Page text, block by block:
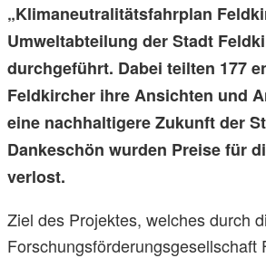
„Klimaneutralitätsfahrplan
Umweltabteilung der Stadt
durchgeführt. Dabei teilten 177
Feldkircher ihre Ansichten und
eine nachhaltigere Zukunft der
Dankeschön wurden Preise für
verlost.
Ziel des Projektes, welches durch
Forschungsförderungsgesellschaft